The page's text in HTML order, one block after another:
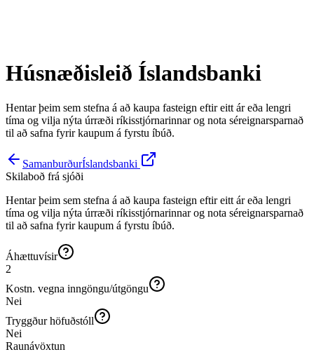
Húsnæðisleið Íslandsbanki
Hentar þeim sem stefna á að kaupa fasteign eftir eitt ár eða lengri
tíma og vilja nýta úrræði ríkisstjórnarinnar og nota séreignarsparnað
til að safna fyrir kaupum á fyrstu íbúð.
SamanburðurÍslandsbanki
Skilaboð frá sjóði
Hentar þeim sem stefna á að kaupa fasteign eftir eitt ár eða lengri
tíma og vilja nýta úrræði ríkisstjórnarinnar og nota séreignarsparnað
til að safna fyrir kaupum á fyrstu íbúð.
Áhættuvísir
2
Kostn. vegna inngöngu/útgöngu
Nei
Tryggður höfuðstóll
Nei
Raunávöxtun